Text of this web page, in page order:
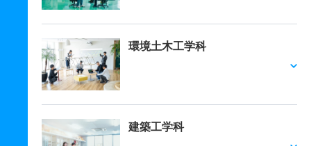
環境土木工学科
建築工学科